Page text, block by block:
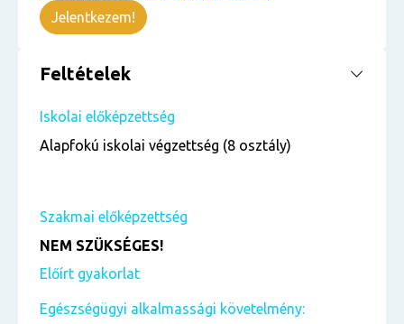
Jelentkezem!
Feltételek
Iskolai előképzettség
Alapfokú iskolai végzettség (8 osztály)
Szakmai előképzettség
NEM SZÜKSÉGES!
Előírt gyakorlat
Egészségügyi alkalmassági követelmény: